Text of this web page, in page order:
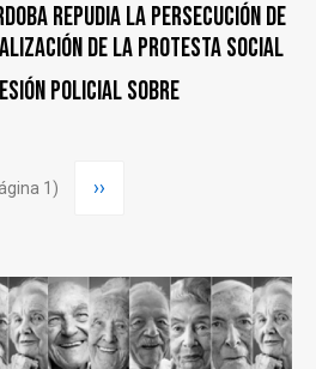
REPUDIA LA PERSECUCIÓN DE
DE LA PROTESTA SOCIAL
POLICIAL SOBRE
1)
Siguiente
››